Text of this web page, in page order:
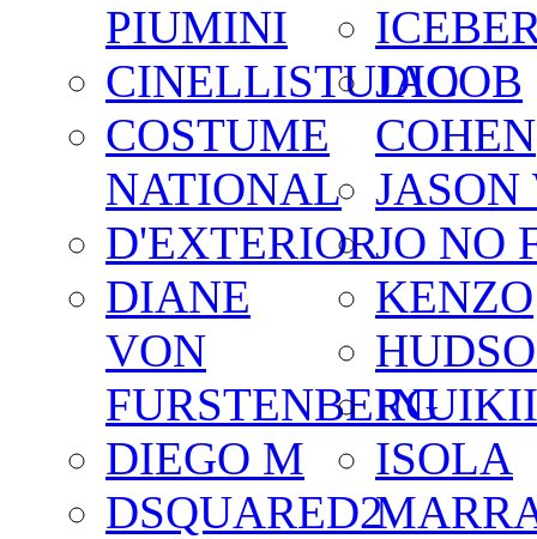
PIUMINI
CINELLISTUDIO
COSTUME
NATIONAL
D'EXTERIOR
DIANE
VON
FURSTENBERG
DIEGO M
DSQUARED2
JACOB
COHEN
JASON
JO NO
KENZO
INUIKII
ISOLA